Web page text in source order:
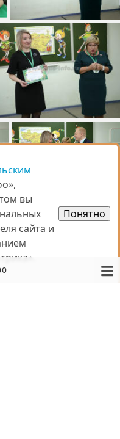
вы
сайта и
Понятно
вы
сайта и
Понятно